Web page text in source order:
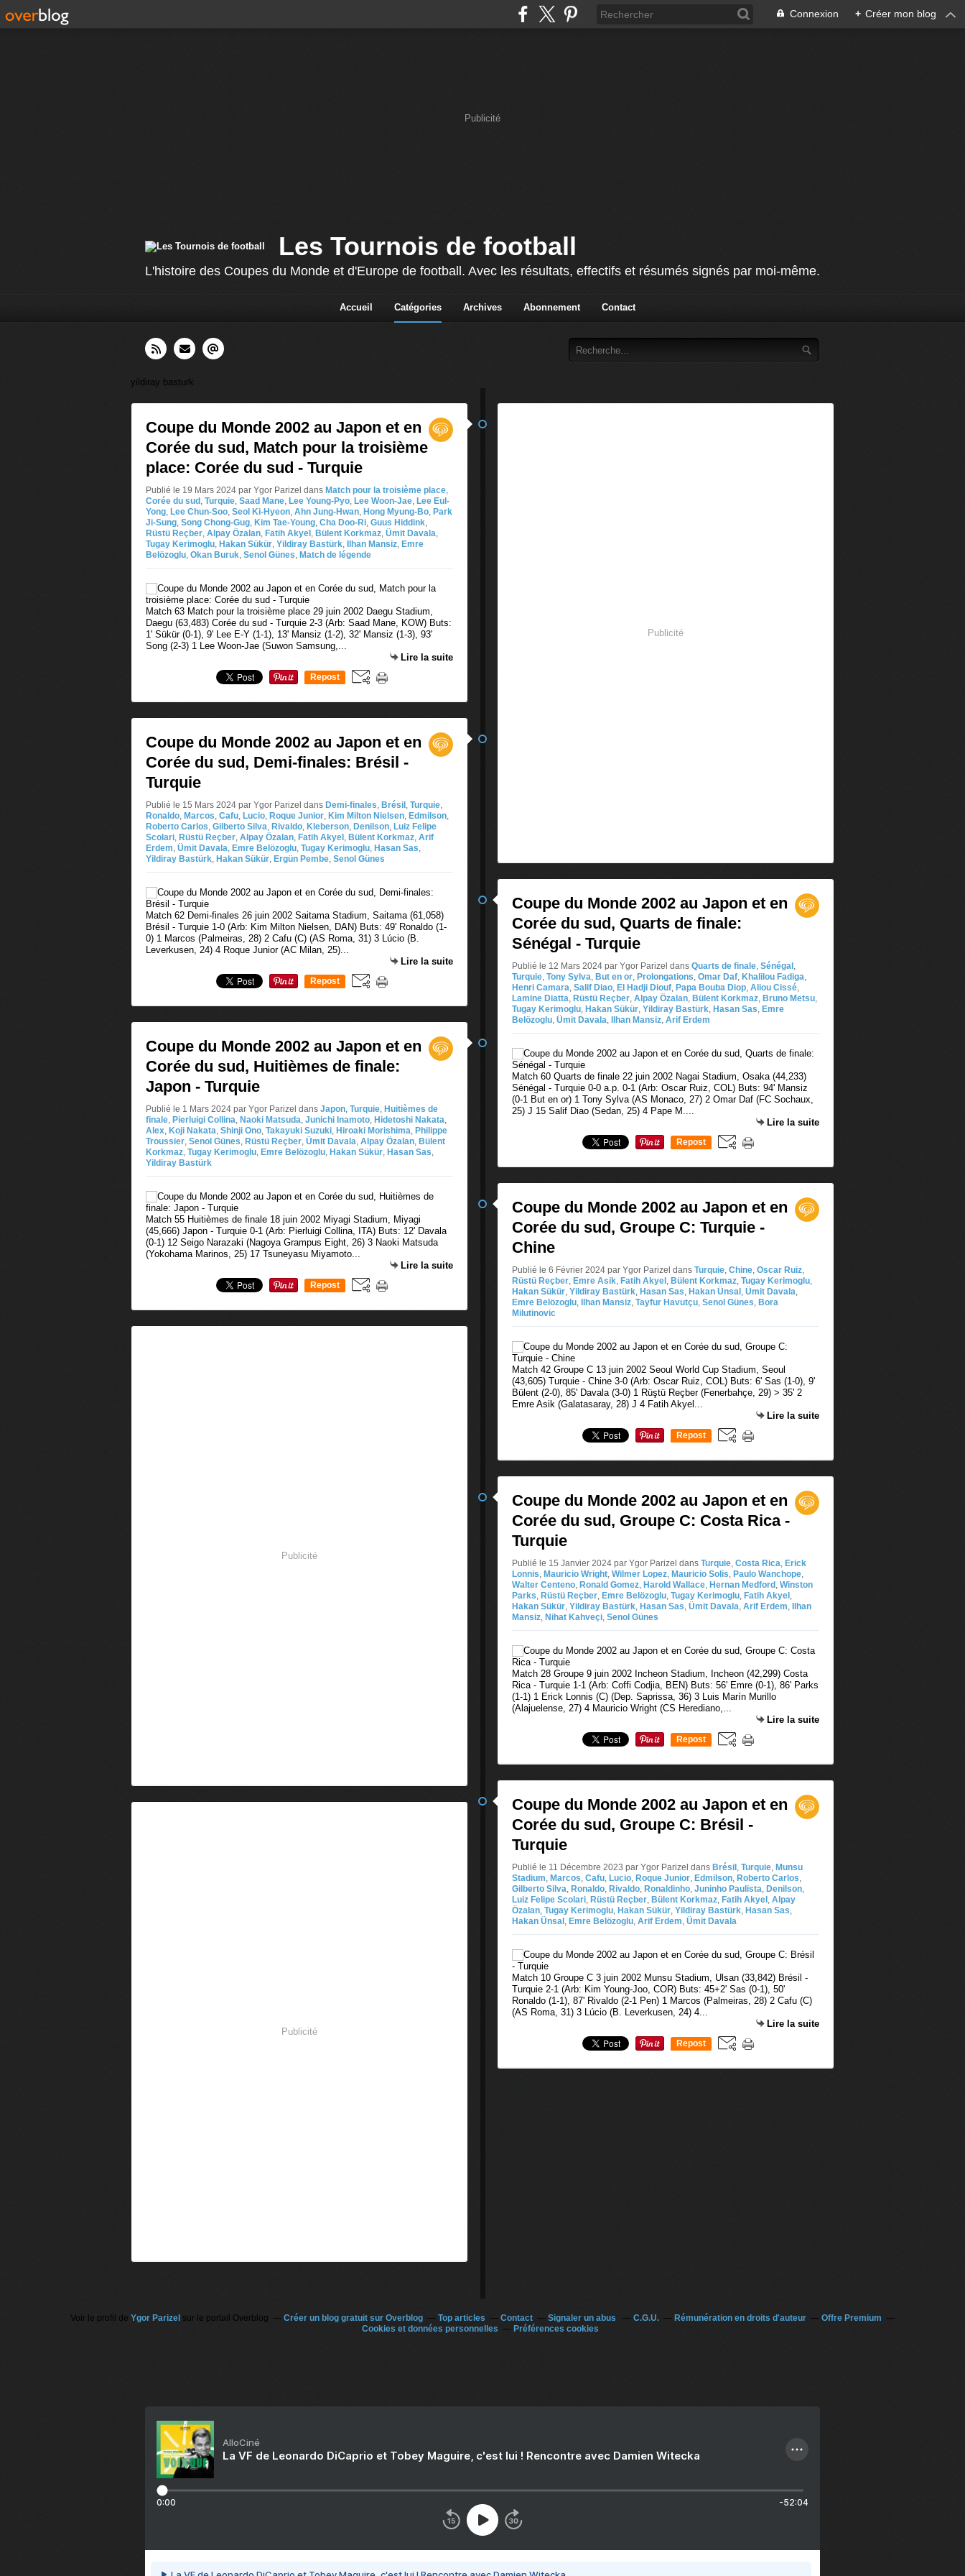
Connexion + Créer mon blog
Publicité
Les Tournois de football
L'histoire des Coupes du Monde et d'Europe de football. Avec les résultats, effectifs et résumés signés par moi-même.
Accueil Catégories Archives Abonnement Contact
yildiray basturk
Coupe du Monde 2002 au Japon et en
Corée du sud, Match pour la troisième
place: Corée du sud - Turquie
Publié le 19 Mars 2024 par Ygor Parizel dans Match pour la troisième place,
Corée du sud , Turquie, Saad Mane, Lee Young-Pyo, Lee Woon-Jae, Lee Eul-
Yong, Lee Chun-Soo, Seol Ki-Hyeon, Ahn Jung-Hwan, Hong Myung-Bo, Park
Ji-Sung, Song Chong-Gug, Kim Tae-Young, Cha Doo-Ri, Guus Hiddink,
Rüstü Reçber, Alpay Özalan, Fatih Akyel , Bülent Korkmaz, Ümit Davala,
Tugay Kerimoglu, Hakan Sükür, Yildiray Bastürk, Ilhan Mansiz, Emre
Belözoglu, Okan Buruk, Senol Günes, Match de légende
Match 63 Match pour la troisième place 29 juin 2002 Daegu Stadium,
Daegu (63,483) Corée du sud - Turquie 2-3 (Arb: Saad Mane, KOW) Buts:
1' Sükür (0-1), 9' Lee E-Y (1-1), 13' Mansiz (1-2), 32' Mansiz (1-3), 93'
Song (2-3) 1 Lee Woon-Jae (Suwon Samsung,...
Lire la suite
Repost
Coupe du Monde 2002 au Japon et en
Corée du sud, Demi-finales: Brésil -
Turquie
Publié le 15 Mars 2024 par Ygor Parizel dans Demi-finales, Brésil , Turquie,
Ronaldo, Marcos, Cafu, Lucio, Roque Junior, Kim Milton Nielsen, Edmilson,
Roberto Carlos, Gilberto Silva, Rivaldo, Kleberson, Denilson, Luiz Felipe
Scolari, Rüstü Reçber, Alpay Özalan, Fatih Akyel , Bülent Korkmaz, Arif
Erdem, Ümit Davala, Emre Belözoglu, Tugay Kerimoglu, Hasan Sas,
Yildiray Bastürk, Hakan Sükür, Ergün Pembe, Senol Günes
Match 62 Demi-finales 26 juin 2002 Saitama Stadium, Saitama (61,058)
Brésil - Turquie 1-0 (Arb: Kim Milton Nielsen, DAN) Buts: 49' Ronaldo (1-
0) 1 Marcos (Palmeiras, 28) 2 Cafu (C) (AS Roma, 31) 3 Lúcio (B.
Leverkusen, 24) 4 Roque Junior (AC Milan, 25)...
Lire la suite
Repost
Coupe du Monde 2002 au Japon et en
Corée du sud, Huitièmes de finale:
Japon - Turquie
Publié le 1 Mars 2024 par Ygor Parizel dans Japon, Turquie, Huitièmes de
finale, Pierluigi Collina, Naoki Matsuda, Junichi Inamoto, Hidetoshi Nakata,
Alex, Koji Nakata, Shinji Ono, Takayuki Suzuki, Hiroaki Morishima, Philippe
Troussier, Senol Günes, Rüstü Reçber, Ümit Davala, Alpay Özalan, Bülent
Korkmaz, Tugay Kerimoglu, Emre Belözoglu, Hakan Sükür, Hasan Sas,
Yildiray Bastürk
Match 55 Huitièmes de finale 18 juin 2002 Miyagi Stadium, Miyagi
(45,666) Japon - Turquie 0-1 (Arb: Pierluigi Collina, ITA) Buts: 12' Davala
(0-1) 12 Seigo Narazaki (Nagoya Grampus Eight, 26) 3 Naoki Matsuda
(Yokohama Marinos, 25) 17 Tsuneyasu Miyamoto...
Lire la suite
Repost
Publicité
Publicité
Publicité
Coupe du Monde 2002 au Japon et en
Corée du sud, Quarts de finale:
Sénégal - Turquie
Publié le 12 Mars 2024 par Ygor Parizel dans Quarts de finale, Sénégal ,
Turquie, Tony Sylva, But en or, Prolongations, Omar Daf, Khalilou Fadiga,
Henri Camara, Salif Diao, El Hadji Diouf, Papa Bouba Diop, Aliou Cissé,
Lamine Diatta, Rüstü Reçber, Alpay Özalan, Bülent Korkmaz, Bruno Metsu,
Tugay Kerimoglu, Hakan Sükür, Yildiray Bastürk, Hasan Sas, Emre
Belözoglu, Ümit Davala, Ilhan Mansiz, Arif Erdem
Match 60 Quarts de finale 22 juin 2002 Nagai Stadium, Osaka (44,233)
Sénégal - Turquie 0-0 a.p. 0-1 (Arb: Oscar Ruiz, COL) Buts: 94' Mansiz
(0-1 But en or) 1 Tony Sylva (AS Monaco, 27) 2 Omar Daf (FC Sochaux,
25) J 15 Salif Diao (Sedan, 25) 4 Pape M....
Lire la suite
Repost
Coupe du Monde 2002 au Japon et en
Corée du sud, Groupe C: Turquie -
Chine
Publié le 6 Février 2024 par Ygor Parizel dans Turquie, Chine, Oscar Ruiz,
Rüstü Reçber, Emre Asik, Fatih Akyel , Bülent Korkmaz, Tugay Kerimoglu,
Hakan Sükür, Yildiray Bastürk, Hasan Sas, Hakan Ünsal , Ümit Davala,
Emre Belözoglu, Ilhan Mansiz, Tayfur Havutçu, Senol Günes, Bora
Milutinovic
Match 42 Groupe C 13 juin 2002 Seoul World Cup Stadium, Seoul
(43,605) Turquie - Chine 3-0 (Arb: Oscar Ruiz, COL) Buts: 6' Sas (1-0), 9'
Bülent (2-0), 85' Davala (3-0) 1 Rüştü Reçber (Fenerbahçe, 29) > 35' 2
Emre Asik (Galatasaray, 28) J 4 Fatih Akyel...
Lire la suite
Repost
Coupe du Monde 2002 au Japon et en
Corée du sud, Groupe C: Costa Rica -
Turquie
Publié le 15 Janvier 2024 par Ygor Parizel dans Turquie, Costa Rica, Erick
Lonnis, Mauricio Wright, Wilmer Lopez, Mauricio Solis, Paulo Wanchope,
Walter Centeno, Ronald Gomez, Harold Wallace, Hernan Medford , Winston
Parks, Rüstü Reçber, Emre Belözoglu, Tugay Kerimoglu, Fatih Akyel ,
Hakan Sükür, Yildiray Bastürk, Hasan Sas, Ümit Davala, Arif Erdem,
Ilhan
Mansiz, Nihat Kahveçi, Senol Günes
Match 28 Groupe 9 juin 2002 Incheon Stadium, Incheon (42,299) Costa
Rica - Turquie 1-1 (Arb: Coffi Codjia, BEN) Buts: 56' Emre (0-1), 86' Parks
(1-1) 1 Erick Lonnis (C) (Dep. Saprissa, 36) 3 Luis Marín Murillo
(Alajuelense, 27) 4 Mauricio Wright (CS Herediano,...
Lire la suite
Repost
Coupe du Monde 2002 au Japon et en
Corée du sud, Groupe C: Brésil -
Turquie
Publié le 11 Décembre 2023 par Ygor Parizel dans Brésil , Turquie, Munsu
Stadium, Marcos, Cafu, Lucio, Roque Junior, Edmilson, Roberto Carlos,
Gilberto Silva, Ronaldo, Rivaldo, Ronaldinho, Juninho Paulista, Denilson,
Luiz Felipe Scolari, Rüstü Reçber, Bülent Korkmaz, Fatih Akyel , Alpay
Özalan, Tugay Kerimoglu, Hakan Sükür, Yildiray Bastürk, Hasan Sas,
Hakan Ünsal , Emre Belözoglu, Arif Erdem, Ümit Davala
Match 10 Groupe C 3 juin 2002 Munsu Stadium, Ulsan (33,842) Brésil -
Turquie 2-1 (Arb: Kim Young-Joo, COR) Buts: 45+2' Sas (0-1), 50'
Ronaldo (1-1), 87' Rivaldo (2-1 Pen) 1 Marcos (Palmeiras, 28) 2 Cafu (C)
(AS Roma, 31) 3 Lúcio (B. Leverkusen, 24) 4...
Lire la suite
Repost
Voir le profil de Ygor Parizel sur le portail Overblog Créer un blog gratuit sur Overblog Top articles Contact Signaler un abus C.G.U. Rémunération en droits d'auteur
Offre Premium
Cookies et données personnelles
Préférences cookies
AlloCiné
La VF de Leonardo DiCaprio et Tobey Maguire, c'est lui ! Rencontre avec Damien Witecka
0:00 -52:04